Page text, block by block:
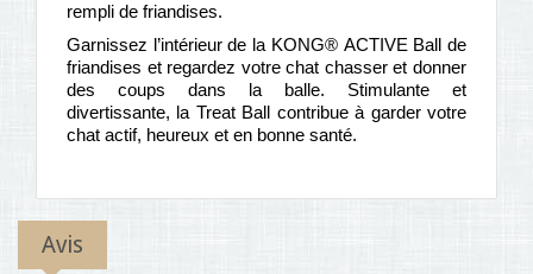
rempli de friandises.
Garnissez l’intérieur de la KONG® ACTIVE Ball de
friandises et regardez votre chat chasser et donner
des coups dans la balle. Stimulante et
divertissante, la Treat Ball contribue à garder votre
chat actif, heureux et en bonne santé.
Avis